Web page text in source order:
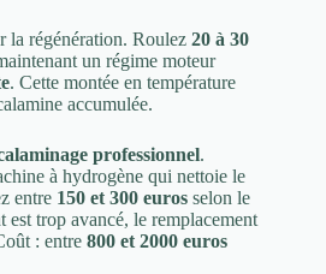
la régénération. Roulez 20 à 30
un régime moteur
. Cette montée en température
accumulée.
professionnel.
à hydrogène qui nettoie le
entre 150 et 300 euros selon le
est trop avancé, le remplacement
: entre 800 et 2000 euros